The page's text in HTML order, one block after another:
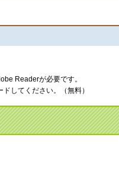
Readerが必要です。
してください。（無料）